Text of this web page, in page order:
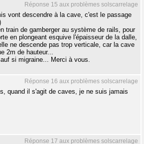
Réponse 15 aux problèmes solscarrelage
vont descendre à la cave, c'est le passage
train de gamberger au système de rails, pour
en plongeant esquive l'épaisseur de la dalle,
ne descende pas trop verticale, car la cave
2m de hauteur...
si migraine... Merci à vous.
Réponse 16 aux problèmes solscarrelage
quand il s'agit de caves, je ne suis jamais
Réponse 17 aux problèmes solscarrelage